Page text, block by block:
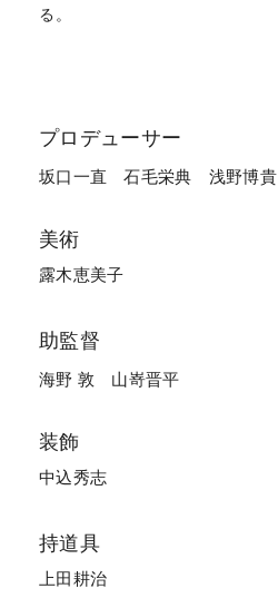
る。
プロデューサー
坂口一直 石毛栄典 浅野博貴
美術
露木恵美子
助監督
海野 敦 山嵜晋平
装飾
中込秀志
持道具
上田耕治